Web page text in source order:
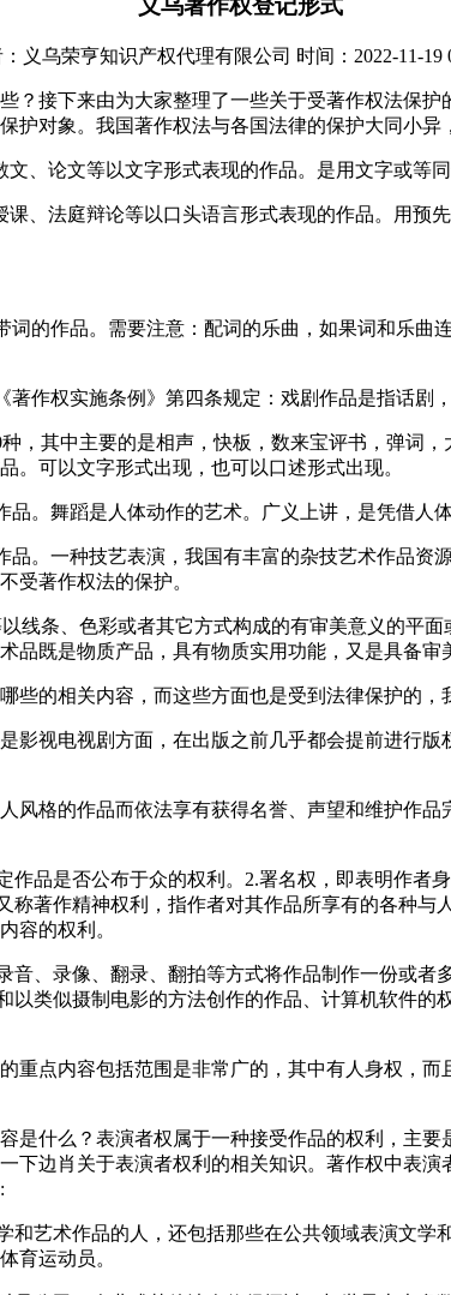
义乌著作权登记形式
义乌荣亨知识产权代理有限公司 时间：2022-11-19
接下来由为大家整理了一些关于受著作权法保
对象。我国著作权法与各国法律的保护大同小异
、论文等以文字形式表现的作品。是用文字或等
、法庭辩论等以口头语言形式表现的作品。用预
的作品。需要注意：配词的乐曲，如果词和乐
作权实施条例》第四条规定：戏剧作品是指话剧
，其中主要的是相声，快板，数来宝评书，弹词
。可以文字形式出现，也可以口述形式出现。
。舞蹈是人体动作的艺术。广义上讲，是凭借人
。一种技艺表演，我国有丰富的杂技艺术作品
受著作权法的保护。
线条、色彩或者其它方式构成的有审美意义的平
既是物质产品，具有物质实用功能，又是具备审
些的相关内容，而这些方面也是受到法律保护的，
影视电视剧方面，在出版之前几乎都会提前进行
风格的作品而依法享有获得名誉、声望和维护作
品是否公布于众的权利。2.署名权，即表明作者
著作精神权利，指作者对其作品所享有的各种
容的权利。
、录像、翻录、翻拍等方式将作品制作一份或
类似摄制电影的方法创作的作品、计算机软件的
重点内容包括范围是非常广的，其中有人身权，
是什么？表演者权属于一种接受作品的权利，主
下边肖关于表演者权利的相关知识。著作权中表
艺术作品的人，还包括那些在公共领域表演文
育运动员。